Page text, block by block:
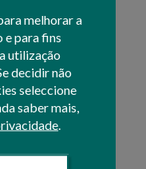
melhorar a
e para fins
utilização
decidir não
seleccione
saber mais,
e 31 de
do Pedido
intuito em pedir
de animais